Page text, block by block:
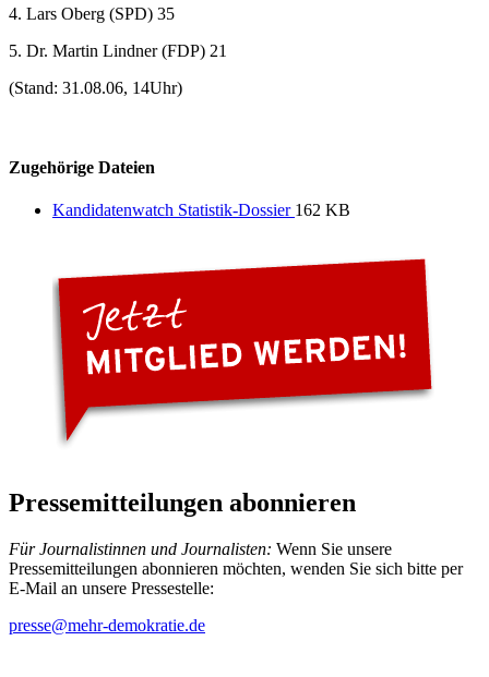
4. Lars Oberg (SPD) 35
5. Dr. Martin Lindner (FDP) 21
(Stand: 31.08.06, 14Uhr)
Zugehörige Dateien
Kandidatenwatch Statistik-Dossier 162 KB
Pressemitteilungen abonnieren
Für Journalistinnen und Journalisten: Wenn Sie unsere
Pressemitteilungen abonnieren möchten, wenden Sie sich bitte per
E-Mail an unsere Pressestelle:
presse@mehr-demokratie.de